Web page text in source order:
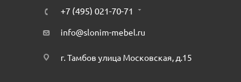
+7 (495) 021-70-71
info@slonim-mebel.ru
г. Тамбов улица Московская, д.15